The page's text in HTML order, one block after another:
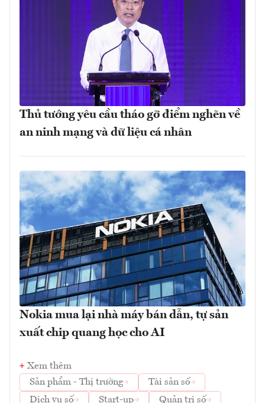
Thủ tướng yêu cầu tháo gỡ điểm nghẽn về
an ninh mạng và dữ liệu cá nhân
Nokia mua lại nhà máy bán dẫn, tự sản
xuất chip quang học cho AI
Xem thêm
Sản phẩm - Thị trường
Tài sản số
Dịch vụ số
Start-up Quản trị số